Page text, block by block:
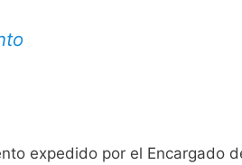
expedido por el Encargado